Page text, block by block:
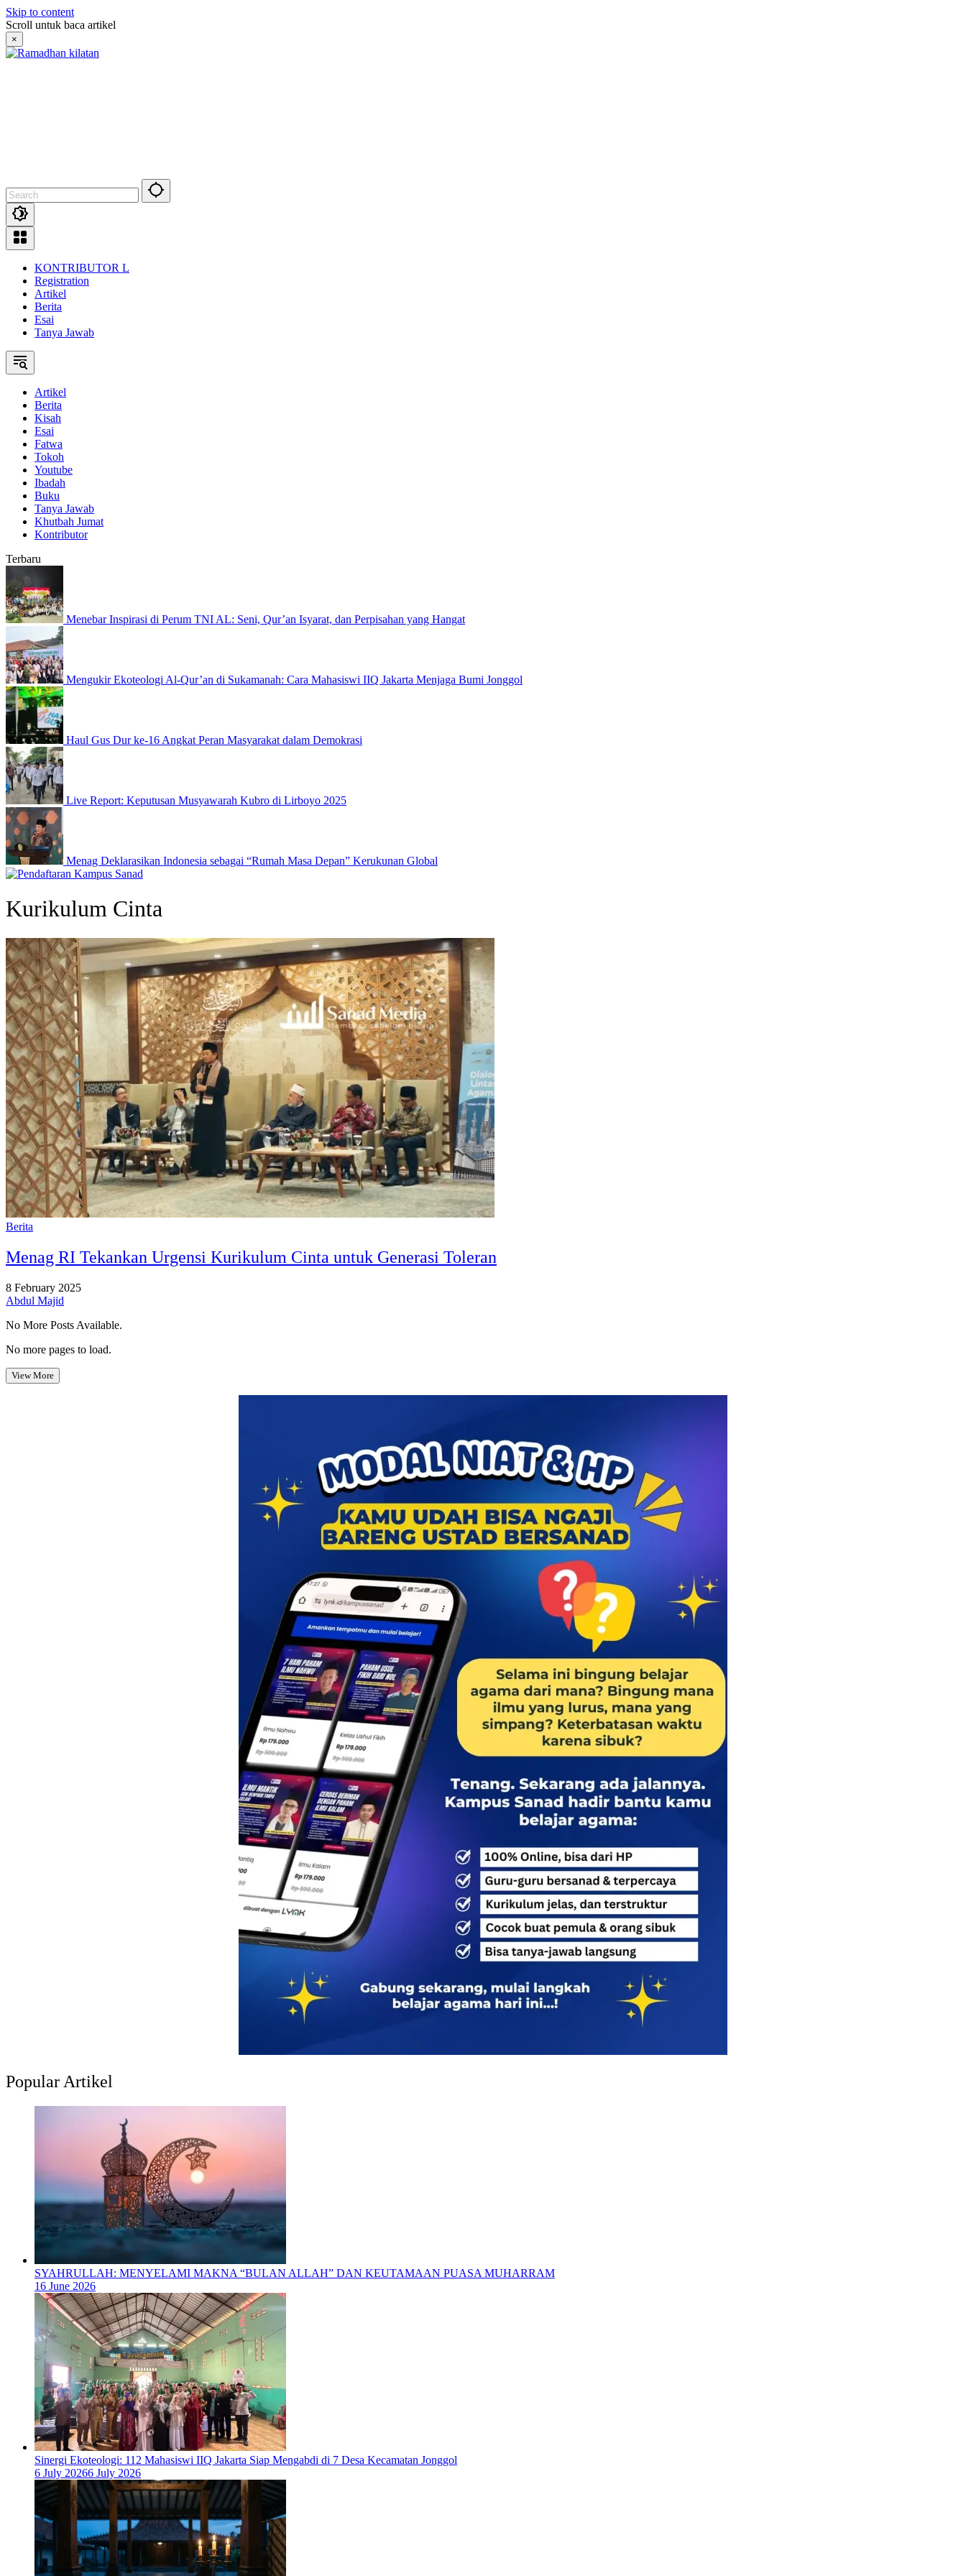
Skip to content
Scroll untuk baca artikel
×
KONTRIBUTOR L
Registration
Artikel
Berita
Esai
Tanya Jawab
Artikel
Berita
Kisah
Esai
Fatwa
Tokoh
Youtube
Ibadah
Buku
Tanya Jawab
Khutbah Jumat
Kontributor
Terbaru
Menebar Inspirasi di Perum TNI AL: Seni, Qur’an Isyarat, dan Perpisahan yang Hangat
Mengukir Ekoteologi Al-Qur’an di Sukamanah: Cara Mahasiswi IIQ Jakarta Menjaga Bumi Jonggol
Haul Gus Dur ke-16 Angkat Peran Masyarakat dalam Demokrasi
Live Report: Keputusan Musyawarah Kubro di Lirboyo 2025
Menag Deklarasikan Indonesia sebagai “Rumah Masa Depan” Kerukunan Global
Kurikulum Cinta
Berita
Menag RI Tekankan Urgensi Kurikulum Cinta untuk Generasi Toleran
8 February 2025
Abdul Majid
No More Posts Available.
No more pages to load.
View More
Popular Artikel
SYAHRULLAH: MENYELAMI MAKNA “BULAN ALLAH” DAN KEUTAMAAN PUASA MUHARRAM
16 June 2026
‎Sinergi Ekoteologi: 112 Mahasiswi IIQ Jakarta Siap Mengabdi di 7 Desa Kecamatan Jonggol
6 July 20266 July 2026